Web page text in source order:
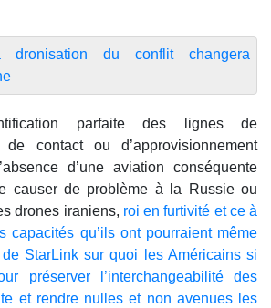
dronisation du conflit changera
parfaite des lignes de
contact ou d’approvisionnement
d’une aviation conséquente
causer de problème à la Russie ou
drones iraniens, roi en furtivité et ce à
capacités qu’ils ont pourraient même
StarLink sur quoi les Américains si
préserver l’interchangeabilité des
et rendre nulles et non avenues les